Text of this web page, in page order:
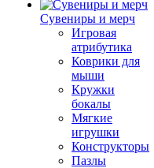
Сувениры и мерч
Игровая
атрибутика
Коврики для
мыши
Кружки
бокалы
Мягкие
игрушки
Конструкторы
Пазлы